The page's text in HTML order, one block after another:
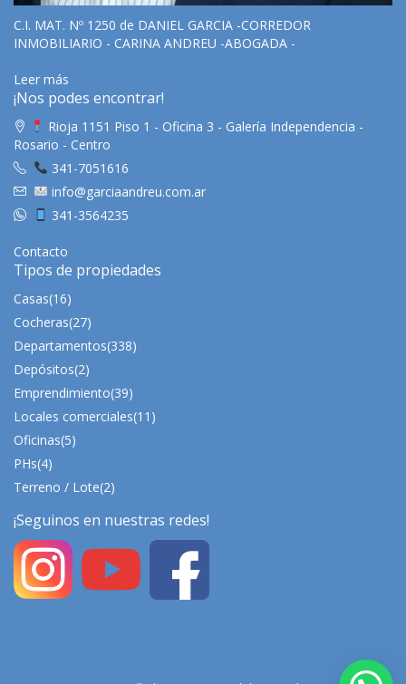
C.I. MAT. Nº 1250 de DANIEL GARCIA -CORREDOR
INMOBILIARIO - CARINA ANDREU -ABOGADA -
Leer más
¡Nos podes encontrar!
Rioja 1151 Piso 1 - Oficina 3 - Galería Independencia -
Rosario - Centro
341-7051616
info@garciaandreu.com.ar
341-3564235
Contacto
Tipos de propiedades
Casas(16)
Cocheras(27)
Departamentos(338)
Depósitos(2)
Emprendimiento(39)
Locales comerciales(11)
Oficinas(5)
PHs(4)
Terreno / Lote(2)
¡Seguinos en nuestras redes!